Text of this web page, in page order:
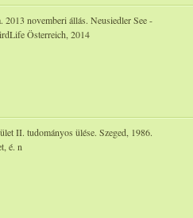
2013 novemberi állás. Neusiedler See -
Österreich, 2014
II. tudományos ülése. Szeged, 1986.
é. n